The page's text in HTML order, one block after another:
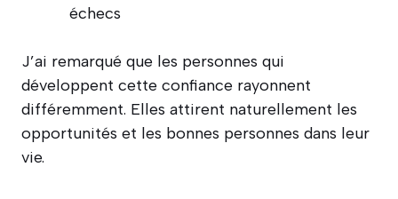
échecs
J’ai remarqué que les personnes qui
développent cette confiance rayonnent
différemment. Elles attirent naturellement les
opportunités et les bonnes personnes dans leur
vie.